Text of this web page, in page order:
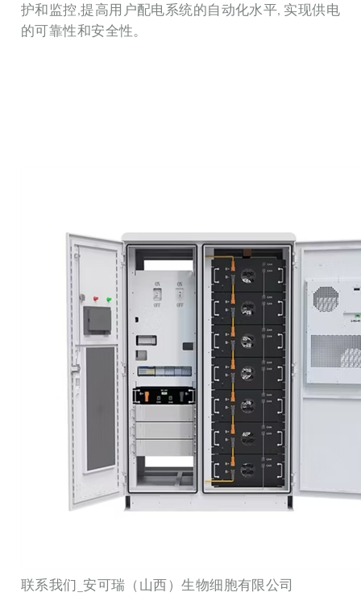
护和监控,提高用户配电系统的自动化水平, 实现供电
的可靠性和安全性。
联系我们_安可瑞（山西）生物细胞有限公司